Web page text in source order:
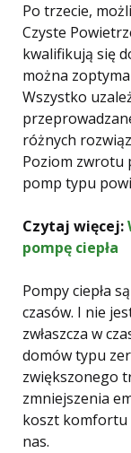
Po trzecie,
Czyste
kwalifikują się
można
Wszystko
różnych
Poziom zwrotu
pomp typu
Czytaj więcej:
pompę ciepła
Pompy ciepła
czasów. I nie
zwłaszcza w
domów typu
zwiększonego
zmniejszenia
koszt komfortu
nas.